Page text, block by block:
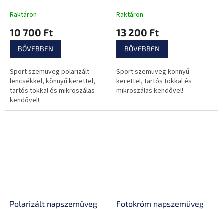
Raktáron
10 700 Ft
BŐVEBBEN
Sport szemüveg polarizált
lencsékkel, könnyű kerettel,
tartós tokkal és mikroszálas
kendővel!
Raktáron
13 200 Ft
BŐVEBBEN
Sport szemüveg könnyű
kerettel, tartós tokkal és
mikroszálas kendővel!
Polarizált napszemüveg
Fotokróm napszemüveg